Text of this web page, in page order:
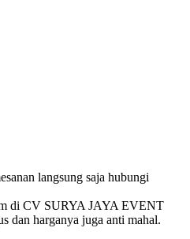
langsung saja hubungi
di CV SURYA JAYA EVENT
dan harganya juga anti mahal.